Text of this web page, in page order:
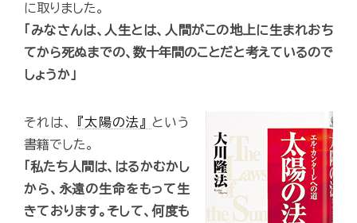
に取りました。
「みなさんは、人生とは、人間がこの地上に生まれおち
てから死ぬまでの、数十年間のことだと考えているので
しょうか」
それは、 『太陽の法』
という
書籍でした。
「私たち人間は、はるかむかし
から、永遠の生命をもって生
きております。そして、何度も